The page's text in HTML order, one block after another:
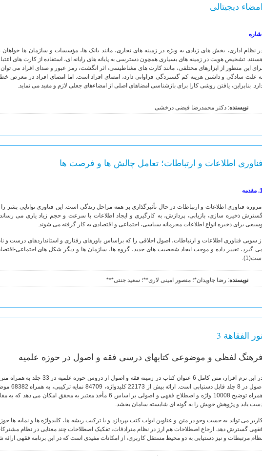
امضاء دیجیتالی
اشاره
نظام اداری، بخش های زیادی به ویژه در زمینه های تجاری، مانند بانک ها، مؤسسات و سازمان ها
تشخیص هویت در زمینه های بسیاری همچون دسترسی به پایانه های رایانه ای، استفاده از کارت های
این منظور از ابزارهای مختلفی، مانند کارت های مغناطیسی، اثر انگشت، رمز عبور و صدای افراد می توان
علت سادگی و داشتن هزینه کم گستردگی فراوانی دارد، امضای افراد است. اما امضای افراد در معرض
بنابراین، یافتن روشی کارا برای بازشناسی امضاهای اصلی از امضاءهای جعلی لازم و مفید می نماید.
نویسنده: دکتر محمدرضا فیضی درخشی
فناوری اطلاعات و ارتباطات؛ تعامل چالش ها و فرصت ها
امروزه فناوری اطلاعات و ارتباطات در حال تأثیرگذاری بر همه مراحل زندگی است. این فناوری توانایی بشر
ذخیره سازی، بازیابی، پردازش، به کارگیری و ایجاد اطلاعات با سرعت و حجم زیاد یاری می رساند.
وسیعی برای ذخیره انواع اطلاعات محرمانه سیاسی، اجتماعی و اقتصادی به کار گرفته می شوند.
از سویی فناوری اطلاعات و ارتباطات، اصول اخلاقی را که براساس باورهای رفتاری و استانداردهای
گیرد، تغییر داده و موجب ایجاد شخصیت های جدید، گروه ها، سازمان ها و دیگر شکل های اجتماعی-
است(1).
نویسنده: رضا جاویدان*؛ منصور امینی لاری**؛ سعید جنتی***
نور الفقاهة 3
فرهنگ لفظی و موضوعی کتابهای درسی فقه و اصول در حوزه علمیه
اصول در 8
همراه توضیح 10008 واژه و اصطلاح فقهی و اصولی بر اساس 6 مأخذ معتبر به
یابد و پژوهش خویش را به گونه ای شایسته سامان بخشد.
می تواند به جست وجو در متن و عناوین ابواب کتب بپردازد و با ترکیب ریشه ها، کلیدواژه ها و نمایه ها
فقهی گسترش دهد. ارجاع اصطلاحات هم ارز در نظام مترادفات، تفکیک اصطلاحات چند معنایی در نظام
مرتبطات و نیز دستیابی به دو محیط مستقل کاربری، از امکانات مفیدی است که در این برنامه فقهی